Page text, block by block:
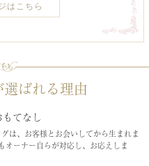
はこちら
ばれる理由
てなし
は、お客様とお会いしてから生まれま
オーナー自らが対応し、お応えしま